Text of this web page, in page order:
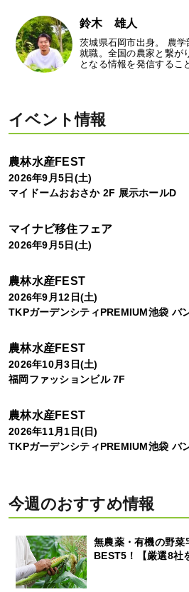
鈴木 雄人
茨城県石岡市出身。 農
就職。全国の農家と繋が
となる情報を発信するこ
イベント情報
農林水産FEST
2026年9月5日(土)
マイドームおおさか 2F 展示ホールD
マイナビ移住フェア
2026年9月5日(土)
農林水産FEST
2026年9月12日(土)
TKPガーデンシティPREMIUM池袋 バ
農林水産FEST
2026年10月3日(土)
福岡ファッションビル 7F
農林水産FEST
2026年11月1日(日)
TKPガーデンシティPREMIUM池袋 バ
今週のおすすめ情報
無農薬・有機の野菜
BEST5！【厳選8社